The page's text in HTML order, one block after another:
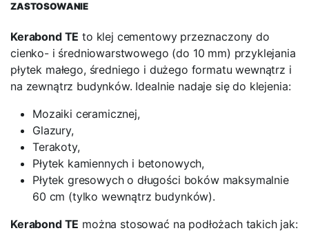
ZASTOSOWANIE
Kerabond TE to klej cementowy przeznaczony do
cienko- i średniowarstwowego (do 10 mm) przyklejania
płytek małego, średniego i dużego formatu wewnątrz i
na zewnątrz budynków. Idealnie nadaje się do klejenia:
Mozaiki ceramicznej,
Glazury,
Terakoty,
Płytek kamiennych i betonowych,
Płytek gresowych o długości boków maksymalnie
60 cm (tylko wewnątrz budynków).
Kerabond TE można stosować na podłożach takich jak: